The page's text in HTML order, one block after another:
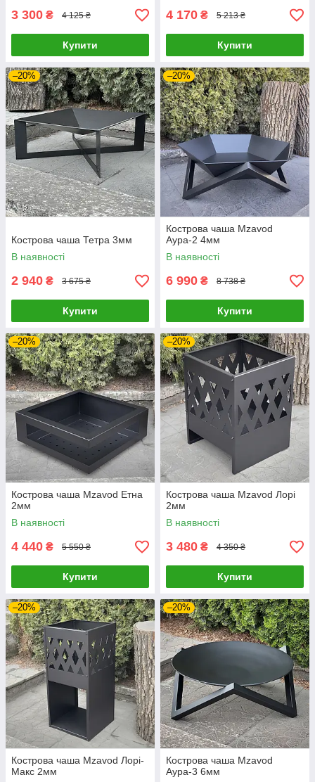
3 300 ₴ 4 125 ₴
Купити
4 170 ₴ 5 213 ₴
Купити
–20%
Кострова чаша Тетра 3мм
В наявності
2 940 ₴ 3 675 ₴
Купити
–20%
Кострова чаша Mzavod
Аура-2 4мм
В наявності
6 990 ₴ 8 738 ₴
Купити
–20%
Кострова чаша Mzavod Етна
2мм
В наявності
4 440 ₴ 5 550 ₴
Купити
–20%
Кострова чаша Mzavod Лорі
2мм
В наявності
3 480 ₴ 4 350 ₴
Купити
–20%
Кострова чаша Mzavod Лорі-
Макс 2мм
–20%
Кострова чаша Mzavod
Аура-3 6мм